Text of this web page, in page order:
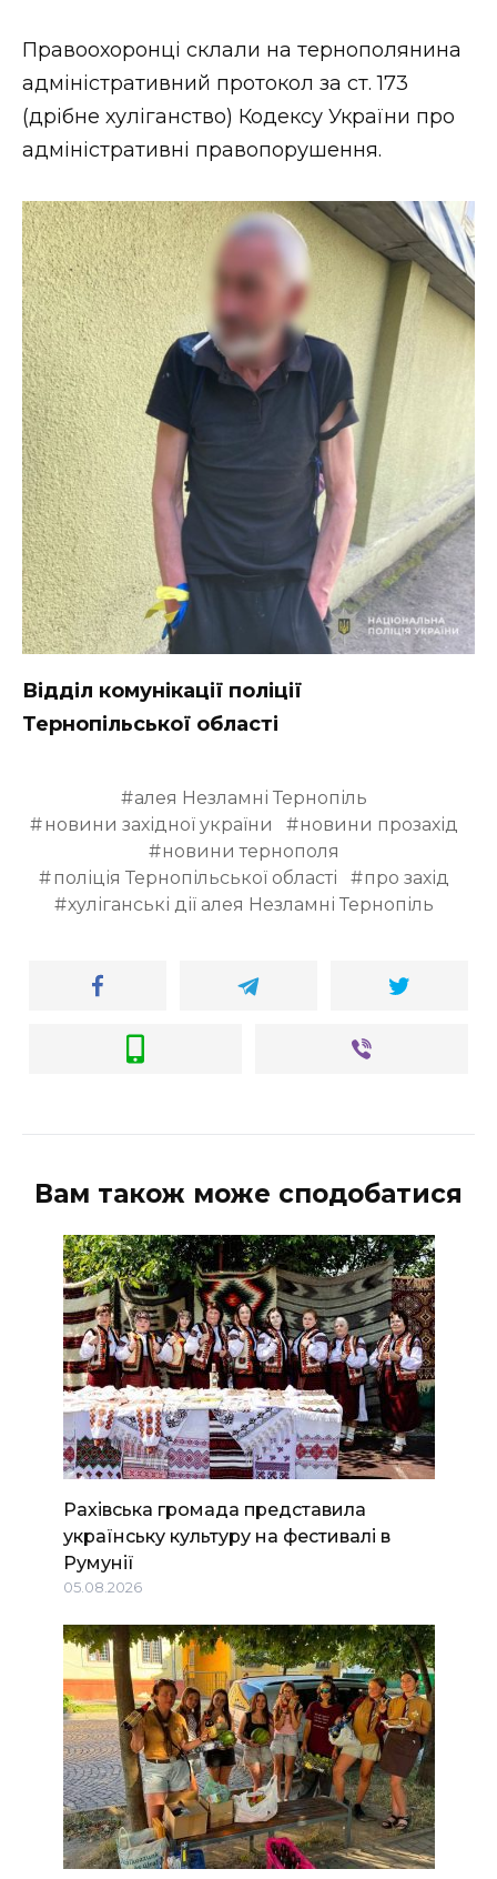
Правоохоронці склали на тернополянина
адміністративний протокол за ст. 173
(дрібне хуліганство) Кодексу України про
адміністративні правопорушення.
Відділ комунікації поліції
Тернопільської області
алея Незламні Тернопіль
новини західної україни
новини прозахід
новини тернополя
поліція Тернопільської області
про захід
хуліганські дії алея Незламні Тернопіль
Вам також може сподобатися
Рахівська громада представила
українську культуру на фестивалі в
Румунії
05.08.2026